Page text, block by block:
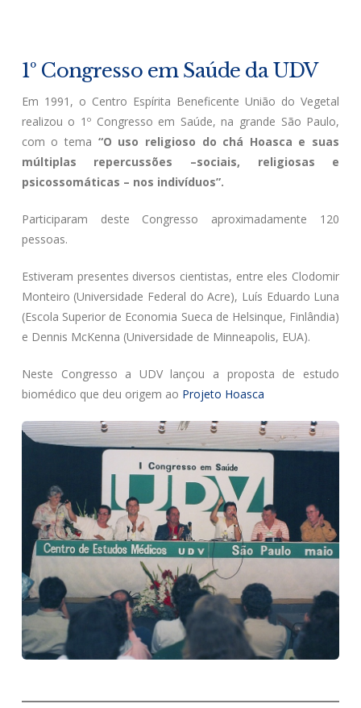
1º Congresso em Saúde da UDV
Em 1991, o Centro Espírita Beneficente União do Vegetal
realizou o 1º Congresso em Saúde, na grande São Paulo,
com o tema “O uso religioso do chá Hoasca e suas
múltiplas repercussões –sociais, religiosas e
psicossomáticas – nos indivíduos”.
Participaram deste Congresso aproximadamente 120
pessoas.
Estiveram presentes diversos cientistas, entre eles Clodomir
Monteiro (Universidade Federal do Acre), Luís Eduardo Luna
(Escola Superior de Economia Sueca de Helsinque, Finlândia)
e Dennis McKenna (Universidade de Minneapolis, EUA).
Neste Congresso a UDV lançou a proposta de estudo
biomédico que deu origem ao Projeto Hoasca